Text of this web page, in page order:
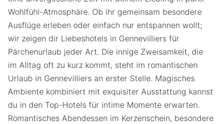
Wohlfühl-Atmosphäre. Ob ihr gemeinsam besondere
Ausflüge erleben oder einfach nur entspannen wollt;
wir zeigen dir Liebeshotels in Gennevilliers für
Pärchenurlaub jeder Art. Die innige Zweisamkeit, die
im Alltag oft zu kurz kommt, steht im romantischen
Urlaub in Gennevilliers an erster Stelle. Magisches
Ambiente kombiniert mit exquisiter Ausstattung kannst
du in den Top-Hotels für intime Momente erwarten.
Romantisches Abendessen im Kerzenschein, besondere